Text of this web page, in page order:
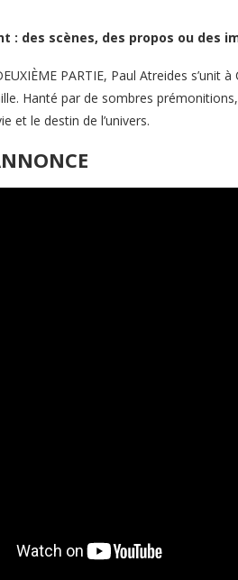
: des scènes, des propos ou des
PARTIE, Paul Atreides
Hanté par de sombres
et le destin de l’univers.